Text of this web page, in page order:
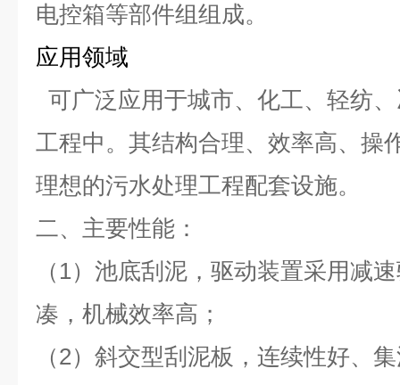
电控箱等部件组组成。
应用领域
可广泛应用于城市、化工、轻纺
工程中。其结构合理、效率高、操
理想的污水处理工程配套设施。
二、主要性能：
（1）池底刮泥，驱动装置采用减
凑，机械效率高；
（2）斜交型刮泥板，连续性好、